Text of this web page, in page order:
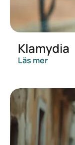
Klamydia
Läs mer